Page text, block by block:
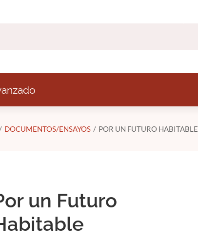
DOCUMENTOS/ENSAYOS POR UN FUTURO HABITABLE
un Futuro